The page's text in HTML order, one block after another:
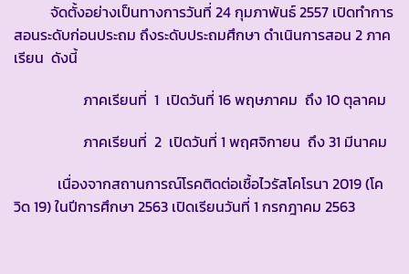
จัดตั้งอย่างเป็นทางการวันที่ 24 กุมภาพันธ์ 2557 เปิดทำการ
สอนระดับก่อนประถม ถึงระดับประถมศึกษา ดำเนินการสอน 2 ภาค
เรียน ดังนี้
ภาคเรียนที่ 1 เปิดวันที่ 16 พฤษภาคม ถึง 10 ตุลาคม
ภาคเรียนที่ 2 เปิดวันที่ 1 พฤศจิกายน ถึง 31 มีนาคม
เนื่องจากสถานการณ์โรคติดต่อเชื้อไวรัสโคโรนา 2019 (โค
วิด 19) ในปีการศึกษา 2563 เปิดเรียนวันที่ 1 กรกฎาคม 2563